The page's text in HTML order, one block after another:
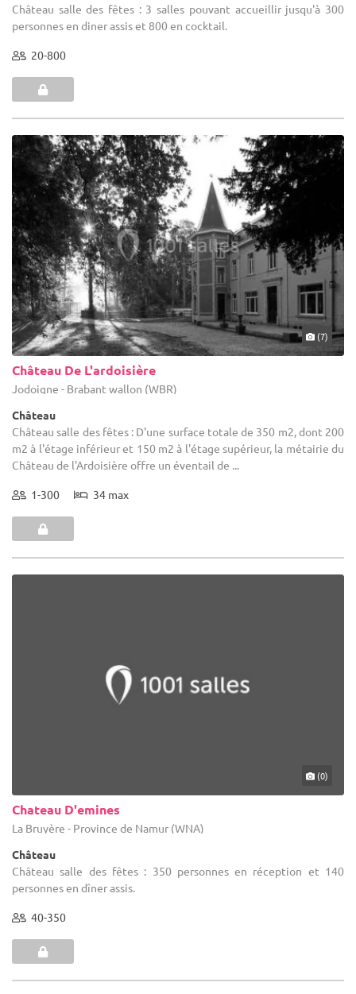
Château salle des fêtes : 3 salles pouvant accueillir jusqu'à 300
personnes en diner assis et 800 en cocktail.
20-800
(7)
Château De L'ardoisière
Jodoigne - Brabant wallon (WBR)
Château
Château salle des fêtes : D'une surface totale de 350 m2, dont 200
m2 à l'étage inférieur et 150 m2 à l'étage supérieur, la métairie du
Château de l'Ardoisière offre un éventail de ...
1-300 34 max
(0)
Chateau D'emines
La Bruyère - Province de Namur (WNA)
Château
Château salle des fêtes : 350 personnes en réception et 140
personnes en dîner assis.
40-350